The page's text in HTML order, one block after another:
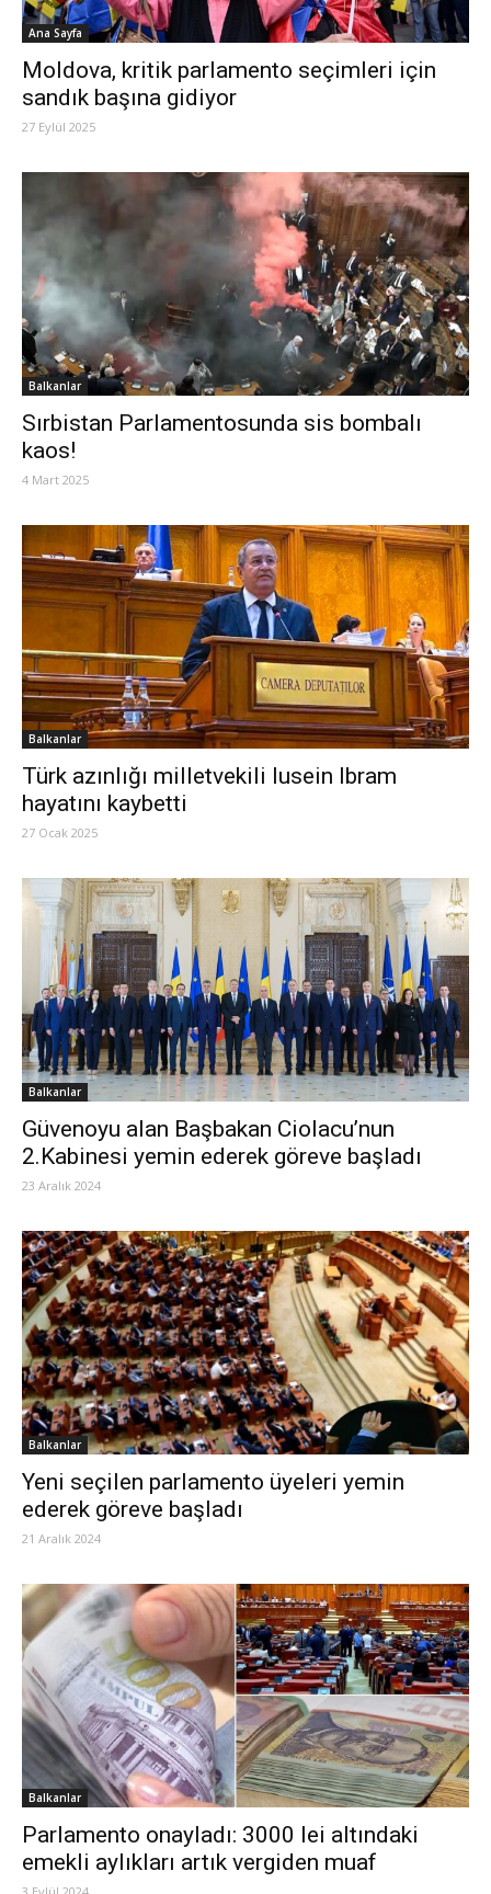
Ana Sayfa
Moldova, kritik parlamento seçimleri için
sandık başına gidiyor
27 Eylül 2025
Balkanlar
Sırbistan Parlamentosunda sis bombalı
kaos!
4 Mart 2025
Balkanlar
Türk azınlığı milletvekili Iusein Ibram
hayatını kaybetti
27 Ocak 2025
Balkanlar
Güvenoyu alan Başbakan Ciolacu’nun
2.Kabinesi yemin ederek göreve başladı
23 Aralık 2024
Balkanlar
Yeni seçilen parlamento üyeleri yemin
ederek göreve başladı
21 Aralık 2024
Balkanlar
Parlamento onayladı: 3000 lei altındaki
emekli aylıkları artık vergiden muaf